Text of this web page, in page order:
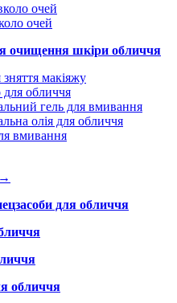
очей
очей
очищення шкіри обличчя
зняття макіяжу
обличчя
гель для вмивання
олія для обличчя
вмивання
→
для обличчя
обличчя